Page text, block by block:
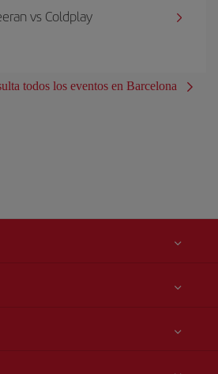
vs Coldplay
todos los eventos en Barcelona